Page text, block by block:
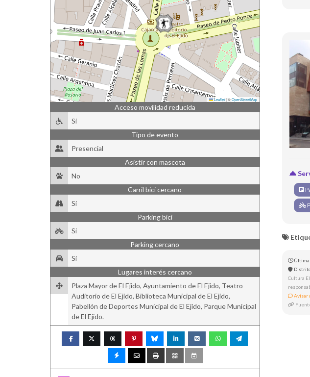
Leaflet |©OpenStreetMap
Acceso movilidad reducida
Si
Tipo de evento
Presencial
Asistir con mascota
No
Carril bici cercano
Si
Parking bici
Si
Parking cercano
Si
Lugares interés cercano
Plaza Mayor de El Ejido, Ayuntamiento de El Ejido, Teatro
Auditorio de El Ejido, Biblioteca Municipal de El Ejido,
Pabellón de Deportes Municipal de El Ejido, Parque Municipal
de El Ejido.
Última
Cultura
Avisar